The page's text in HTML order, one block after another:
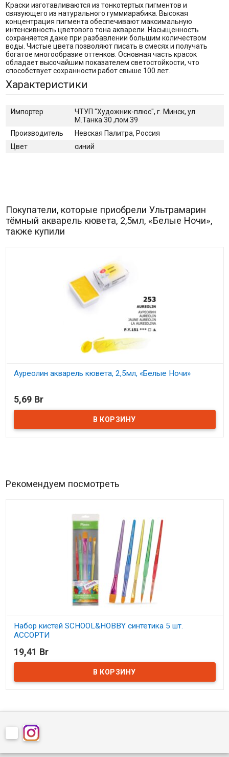
Краски изготавливаются из тонкотертых пигментов и
связующего из натурального гуммиарабика. Высокая
концентрация пигмента обеспечивают максимальную
интенсивность цветового тона акварели. Насыщенность
сохраняется даже при разбавлении большим количеством
воды. Чистые цвета позволяют писать в смесях и получать
богатое многообразие оттенков. Основная часть красок
обладает высочайшим показателем светостойкости, что
способствует сохранности работ свыше 100 лет.
Характеристики
Импортер
ЧТУП "Художник-плюс", г. Минск, ул.
М.Танка 30 ,пом.39
Производитель
Невская Палитра, Россия
Цвет
синий
Покупатели, которые приобрели Ультрамарин
тёмный акварель кювета, 2,5мл, «Белые Ночи»,
также купили
Ауреолин акварель кювета, 2,5мл, «Белые Ночи»
5,69 Br
Рекомендуем посмотреть
Набор кистей SCHOOL&HOBBY синтетика 5 шт.
АССОРТИ
В наличии
19,41 Br